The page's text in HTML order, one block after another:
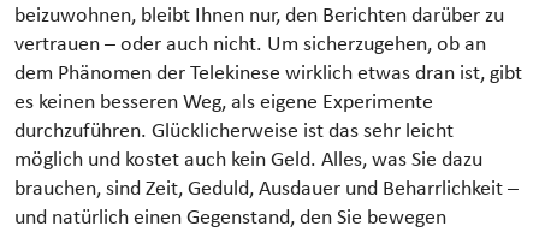
beizuwohnen, bleibt Ihnen nur, den Berichten darüber zu
vertrauen – oder auch nicht. Um sicherzugehen, ob an
dem Phänomen der Telekinese wirklich etwas dran ist, gibt
es keinen besseren Weg, als eigene Experimente
durchzuführen. Glücklicherweise ist das sehr leicht
möglich und kostet auch kein Geld. Alles, was Sie dazu
brauchen, sind Zeit, Geduld, Ausdauer und Beharrlichkeit –
und natürlich einen Gegenstand, den Sie bewegen